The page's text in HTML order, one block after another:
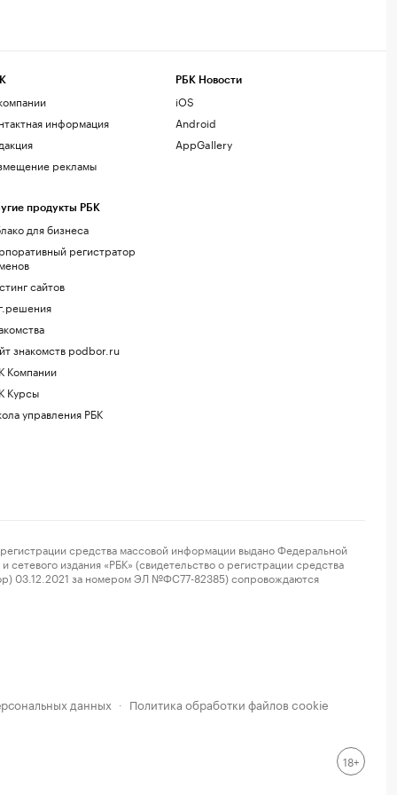
информация
рекламы
продукты РБК
для бизнеса
регистратор
сайтов
знакомств podbor.ru
Компании
Курсы
управления РБК
РБК Новости
iOS
Android
AppGallery
средства массовой информации выдано Федеральной
издания «РБК» (свидетельство о регистрации средства
03.12.2021 за номером ЭЛ №ФС77-82385) сопровождаются
данных · Политика обработки файлов cookie
18+